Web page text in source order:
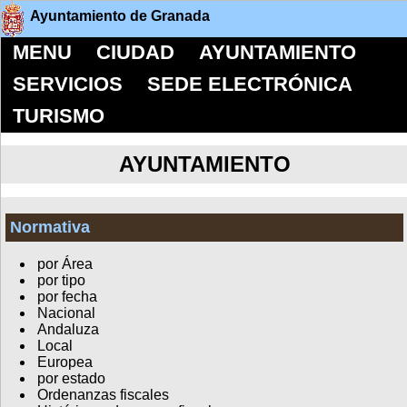
Ayuntamiento de Granada
MENU CIUDAD
AYUNTAMIENTO
SERVICIOS
SEDE ELECTRÓNICA
TURISMO
AYUNTAMIENTO
Normativa
por Área
por tipo
por fecha
Nacional
Andaluza
Local
Europea
por estado
Ordenanzas fiscales